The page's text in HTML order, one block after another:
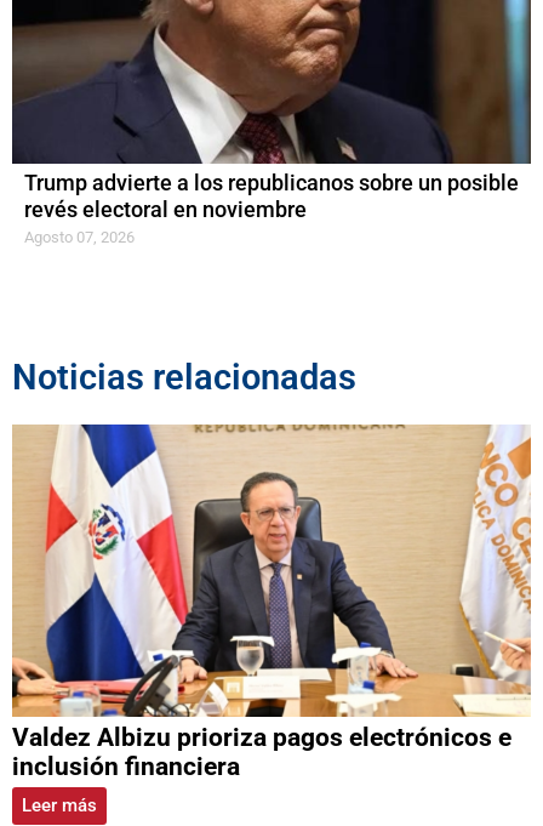
Trump advierte a los republicanos sobre un posible
revés electoral en noviembre
Agosto 07, 2026
Noticias relacionadas
Valdez Albizu prioriza pagos electrónicos e
inclusión financiera
Leer más